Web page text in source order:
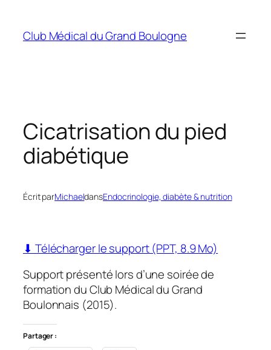
contenu
Club Médical du Grand Boulogne
Cicatrisation du pied
diabétique
Écrit parMichaeldansEndocrinologie, diabète & nutrition
⬇ Télécharger le support (PPT, 8.9 Mo)
Support présenté lors d’une soirée de
formation du Club Médical du Grand
Boulonnais (2015).
Partager :